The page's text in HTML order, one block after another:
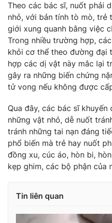
Học trực tuyến
Hitech Công nghệ tương lai
Sản phẩm
Thị trường
Tư vấn
Giao lưu trực tuyến
Lịch phát sóng
Chuyên mục khác
Emagazine
Photo
Video
VTV Sức khoẻ
Theo các bác sĩ, nuốt phải
nhỏ, với bản tính tò mò, trẻ
giới xung quanh bằng việc
Trong nhiều trường hợp,
khỏi cơ thể theo đường đại
hợp các dị vật này mắc lại
gây ra những biến chứng
tử vong nếu không được
Qua đây, các bác sĩ khuyến
những vật nhỏ, dễ nuốt
tránh những tai nạn đáng
phổ biến mà trẻ hay nuốt
đồng xu, cúc áo, hòn bi,
kẹp ghim, các bộ phận của
Tin liên quan